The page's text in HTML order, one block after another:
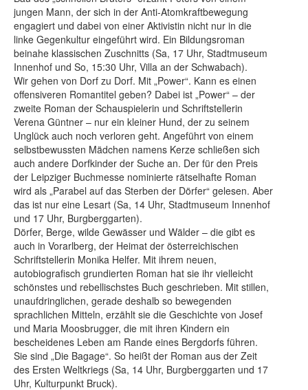
jungen Mann, der sich in der Anti-Atomkraftbewegung
engagiert und dabei von einer Aktivistin nicht nur in die
linke Gegenkultur eingeführt wird. Ein Bildungsroman
beinahe klassischen Zuschnitts (Sa, 17 Uhr, Stadtmuseum
Innenhof und So, 15:30 Uhr, Villa an der Schwabach).
Wir gehen von Dorf zu Dorf. Mit „Power“. Kann es einen
offensiveren Romantitel geben? Dabei ist „Power“ – der
zweite Roman der Schauspielerin und Schriftstellerin
Verena Güntner – nur ein kleiner Hund, der zu seinem
Unglück auch noch verloren geht. Angeführt von einem
selbstbewussten Mädchen namens Kerze schließen sich
auch andere Dorfkinder der Suche an. Der für den Preis
der Leipziger Buchmesse nominierte rätselhafte Roman
wird als „Parabel auf das Sterben der Dörfer“ gelesen. Aber
das ist nur eine Lesart (Sa, 14 Uhr, Stadtmuseum Innenhof
und 17 Uhr, Burgberggarten).
Dörfer, Berge, wilde Gewässer und Wälder – die gibt es
auch in Vorarlberg, der Heimat der österreichischen
Schriftstellerin Monika Helfer. Mit ihrem neuen,
autobiografisch grundierten Roman hat sie ihr vielleicht
schönstes und rebellischstes Buch geschrieben. Mit stillen,
unaufdringlichen, gerade deshalb so bewegenden
sprachlichen Mitteln, erzählt sie die Geschichte von Josef
und Maria Moosbrugger, die mit ihren Kindern ein
bescheidenes Leben am Rande eines Bergdorfs führen.
Sie sind „Die Bagage“. So heißt der Roman aus der Zeit
des Ersten Weltkriegs (Sa, 14 Uhr, Burgberggarten und 17
Uhr, Kulturpunkt Bruck).